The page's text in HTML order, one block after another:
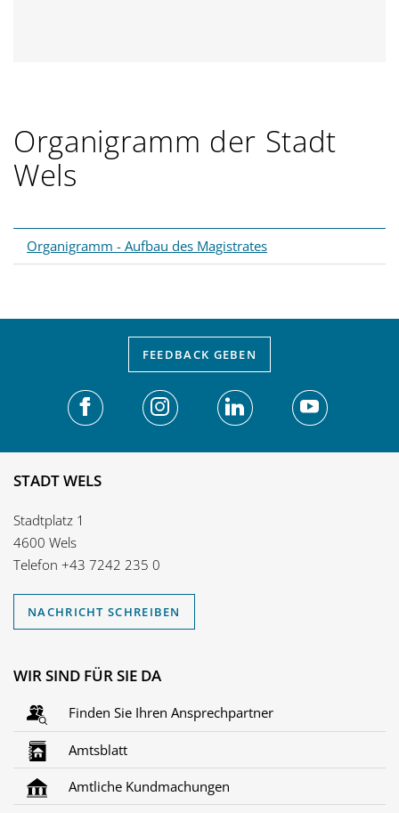
Organigramm der Stadt
Wels
Organigramm - Aufbau des Magistrates
FEEDBACK GEBEN
STADT WELS
Stadtplatz 1
4600 Wels
Telefon +43 7242 235 0
NACHRICHT SCHREIBEN
WIR SIND FÜR SIE DA
Finden Sie Ihren Ansprechpartner
Amtsblatt
Amtliche Kundmachungen